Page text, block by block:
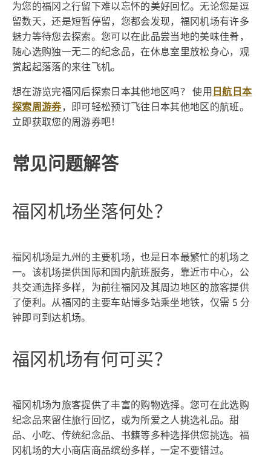
为您的福冈之行留下难以忘怀的美好回忆。无论您是逗
留数天，还是短暂停留，您都会发现，福冈机场有许多
魅力等待您去探索。您可以在此品尝当地的美味佳肴，
随心选购独一无二的纪念品，在休息室里放松身心，观
赏起起落落的来往飞机。
想在游览完福冈后探索日本其他地区吗？ 使用 日航日本
探索周游券，即可轻松预订飞往日本其他地区的航班。
立即获取您的周游券吧！
常见问题解答
福冈机场坐落何处？
福冈机场是九州的主要机场，也是日本最繁忙的机场之
一。该机场提供国际和国内航班服务，靠近市中心，公
共交通选择多样，为前往福冈及其周边地区的旅客提供
了便利。从福冈的主要车站博多站乘坐地铁，仅需 5 分
钟即可到达机场。
福冈机场有何可买？
福冈机场为旅客提供了丰富的购物选择。您可在此选购
纪念品来留住旅行回忆，或为所爱之人挑选礼品。甜
品、小吃、传统纪念品、书籍等多种选择供您挑选。福
冈机场的大小商店商品缤纷多样，一定不要错过。